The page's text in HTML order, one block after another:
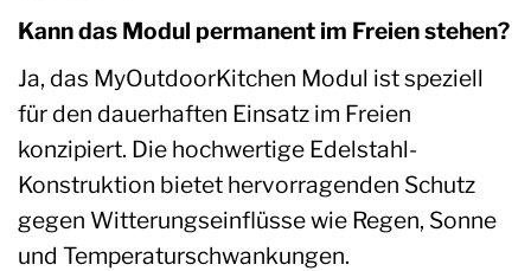
Kann das Modul permanent im Freien stehen?
Ja, das MyOutdoorKitchen Modul ist speziell
für den dauerhaften Einsatz im Freien
konzipiert. Die hochwertige Edelstahl-
Konstruktion bietet hervorragenden Schutz
gegen Witterungseinflüsse wie Regen, Sonne
und Temperaturschwankungen.